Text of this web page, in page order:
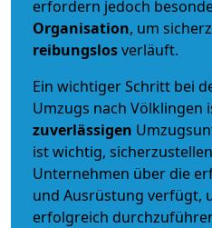
erfordern jedoch
Organisation, um
reibungslosverläuft.
Ein wichtiger Schritt bei
Umzugs nach Völklingen
zuverlässigen
ist wichtig,
Unternehmen über die
und Ausrüstung verfügt,
erfolgreich